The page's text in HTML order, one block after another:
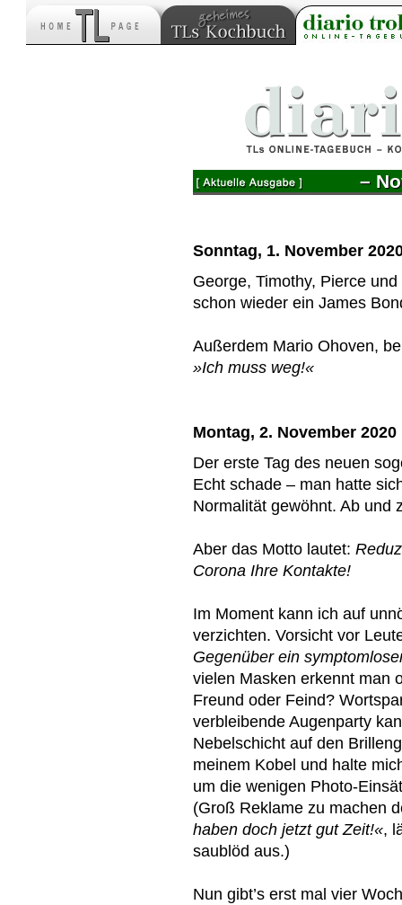
–
Sonntag, 1. November
George, Timothy, Pierce
schon wieder ein James
Außerdem Mario Ohoven,
»Ich muss weg!«
Montag, 2. November 2020
Der erste Tag des neuen
Echt schade – man hatte
Normalität gewöhnt. Ab und
Aber das Motto lautet:
Corona Ihre Kontakte!
Im Moment kann ich auf
verzichten. Vorsicht vor
Gegenüber ein
vielen Masken erkennt man
Freund oder Feind?
verbleibende Augenparty
Nebelschicht auf den
meinem Kobel und halte
um die wenigen Photo-
(Groß Reklame zu machen
haben doch jetzt gut Zeit!«,
saublöd aus.)
Nun gibt’s erst mal vier